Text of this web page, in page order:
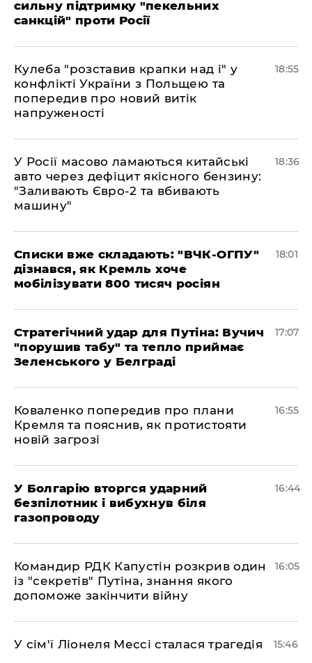
сильну підтримку "пекельних
санкцій" проти Росії
Кулеба "розставив крапки над і" у
конфлікті України з Польщею та
попередив про новий витік
напруженості
18:55
У Росії масово ламаються китайські
авто через дефіцит якісного бензину:
"Заливають Євро-2 та вбивають
машину"
18:36
Списки вже складають: "ВЧК-ОГПУ"
дізнався, як Кремль хоче
мобілізувати 800 тисяч росіян
18:01
Стратегічний удар для Путіна: Вучич
"порушив табу" та тепло приймає
Зеленського у Белграді
17:07
Коваленко попередив про плани
Кремля та пояснив, як протистояти
новій загрозі
16:55
У Болгарію вторгся ударний
безпілотник і вибухнув біля
газопроводу
16:44
Командир РДК Капустін розкрив один
із "секретів" Путіна, знання якого
допоможе закінчити війну
16:05
У сім'ї Ліонеля Мессі сталася трагедія 15:46